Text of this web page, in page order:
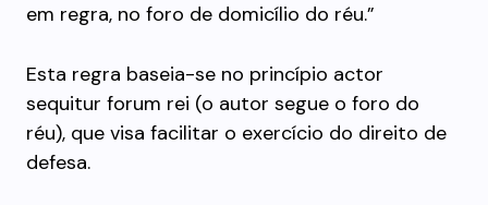
em regra, no foro de domicílio do réu.”
Esta regra baseia-se no princípio actor
sequitur forum rei (o autor segue o foro do
réu), que visa facilitar o exercício do direito de
defesa.